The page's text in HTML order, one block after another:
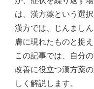
は、漢方薬という選択
漢方では、じんまし
膚に現れたものと捉え
この記事では、自分
改善に役立つ漢方薬
しく解説します。